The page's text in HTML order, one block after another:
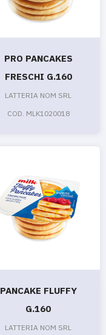
PRO PANCAKES
FRESCHI G.160
LATTERIA NOM SRL
COD. MLK1020018
PANCAKE FLUFFY
G.160
LATTERIA NOM SRL